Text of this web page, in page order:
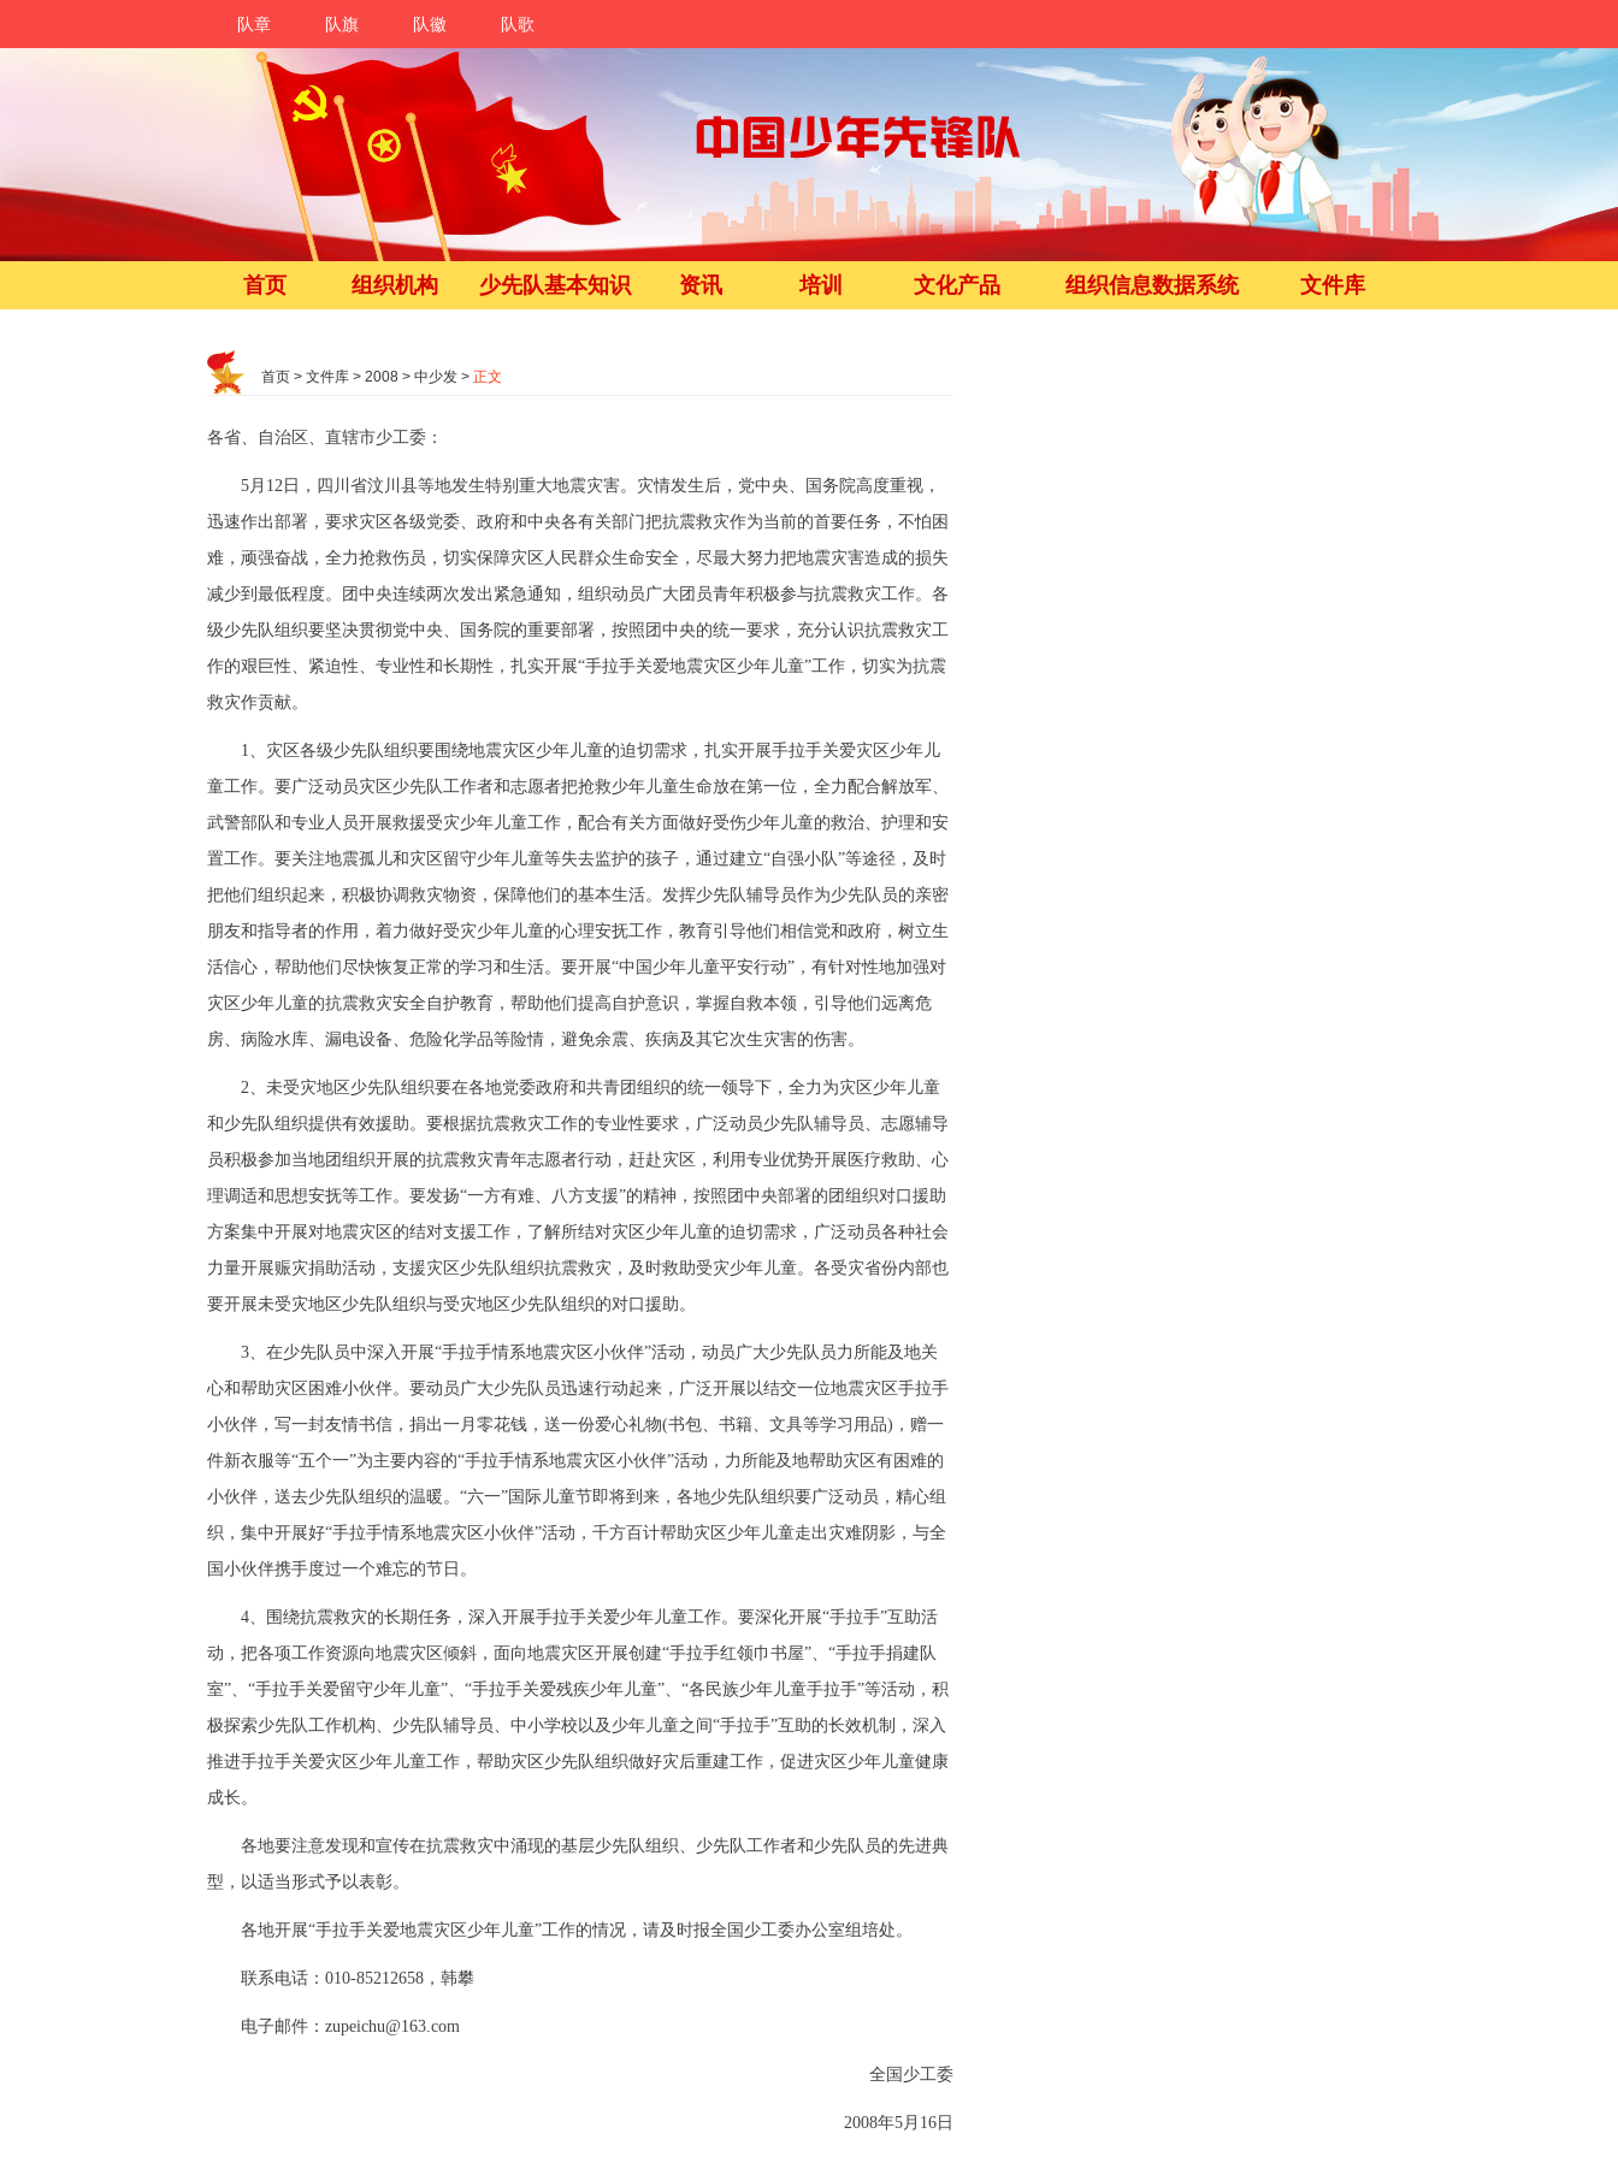
队章 队旗 队徽 队歌
首页 组织机构 少先队基本知识 资讯 培训 文化产品 组织信息数据系统 文件库
首页 > 文件库 > 2008 > 中少发 > 正文
各省、自治区、直辖市少工委：
5月12日，四川省汶川县等地发生特别重大地震灾害。灾情发生后，党中央、国务院高度重视，
迅速作出部署，要求灾区各级党委、政府和中央各有关部门把抗震救灾作为当前的首要任务，不怕困
难，顽强奋战，全力抢救伤员，切实保障灾区人民群众生命安全，尽最大努力把地震灾害造成的损失
减少到最低程度。团中央连续两次发出紧急通知，组织动员广大团员青年积极参与抗震救灾工作。各
级少先队组织要坚决贯彻党中央、国务院的重要部署，按照团中央的统一要求，充分认识抗震救灾工
作的艰巨性、紧迫性、专业性和长期性，扎实开展“手拉手关爱地震灾区少年儿童”工作，切实为抗震
救灾作贡献。
1、灾区各级少先队组织要围绕地震灾区少年儿童的迫切需求，扎实开展手拉手关爱灾区少年儿
童工作。要广泛动员灾区少先队工作者和志愿者把抢救少年儿童生命放在第一位，全力配合解放军、
武警部队和专业人员开展救援受灾少年儿童工作，配合有关方面做好受伤少年儿童的救治、护理和安
置工作。要关注地震孤儿和灾区留守少年儿童等失去监护的孩子，通过建立“自强小队”等途径，及时
把他们组织起来，积极协调救灾物资，保障他们的基本生活。发挥少先队辅导员作为少先队员的亲密
朋友和指导者的作用，着力做好受灾少年儿童的心理安抚工作，教育引导他们相信党和政府，树立生
活信心，帮助他们尽快恢复正常的学习和生活。要开展“中国少年儿童平安行动”，有针对性地加强对
灾区少年儿童的抗震救灾安全自护教育，帮助他们提高自护意识，掌握自救本领，引导他们远离危
房、病险水库、漏电设备、危险化学品等险情，避免余震、疾病及其它次生灾害的伤害。
2、未受灾地区少先队组织要在各地党委政府和共青团组织的统一领导下，全力为灾区少年儿童
和少先队组织提供有效援助。要根据抗震救灾工作的专业性要求，广泛动员少先队辅导员、志愿辅导
员积极参加当地团组织开展的抗震救灾青年志愿者行动，赶赴灾区，利用专业优势开展医疗救助、心
理调适和思想安抚等工作。要发扬“一方有难、八方支援”的精神，按照团中央部署的团组织对口援助
方案集中开展对地震灾区的结对支援工作，了解所结对灾区少年儿童的迫切需求，广泛动员各种社会
力量开展赈灾捐助活动，支援灾区少先队组织抗震救灾，及时救助受灾少年儿童。各受灾省份内部也
要开展未受灾地区少先队组织与受灾地区少先队组织的对口援助。
3、在少先队员中深入开展“手拉手情系地震灾区小伙伴”活动，动员广大少先队员力所能及地关
心和帮助灾区困难小伙伴。要动员广大少先队员迅速行动起来，广泛开展以结交一位地震灾区手拉手
小伙伴，写一封友情书信，捐出一月零花钱，送一份爱心礼物(书包、书籍、文具等学习用品)，赠一
件新衣服等“五个一”为主要内容的“手拉手情系地震灾区小伙伴”活动，力所能及地帮助灾区有困难的
小伙伴，送去少先队组织的温暖。“六一”国际儿童节即将到来，各地少先队组织要广泛动员，精心组
织，集中开展好“手拉手情系地震灾区小伙伴”活动，千方百计帮助灾区少年儿童走出灾难阴影，与全
国小伙伴携手度过一个难忘的节日。
4、围绕抗震救灾的长期任务，深入开展手拉手关爱少年儿童工作。要深化开展“手拉手”互助活
动，把各项工作资源向地震灾区倾斜，面向地震灾区开展创建“手拉手红领巾书屋”、“手拉手捐建队
室”、“手拉手关爱留守少年儿童”、“手拉手关爱残疾少年儿童”、“各民族少年儿童手拉手”等活动，积
极探索少先队工作机构、少先队辅导员、中小学校以及少年儿童之间“手拉手”互助的长效机制，深入
推进手拉手关爱灾区少年儿童工作，帮助灾区少先队组织做好灾后重建工作，促进灾区少年儿童健康
成长。
各地要注意发现和宣传在抗震救灾中涌现的基层少先队组织、少先队工作者和少先队员的先进典
型，以适当形式予以表彰。
各地开展“手拉手关爱地震灾区少年儿童”工作的情况，请及时报全国少工委办公室组培处。
联系电话：010-85212658，韩攀
电子邮件：zupeichu@163.com
全国少工委
2008年5月16日